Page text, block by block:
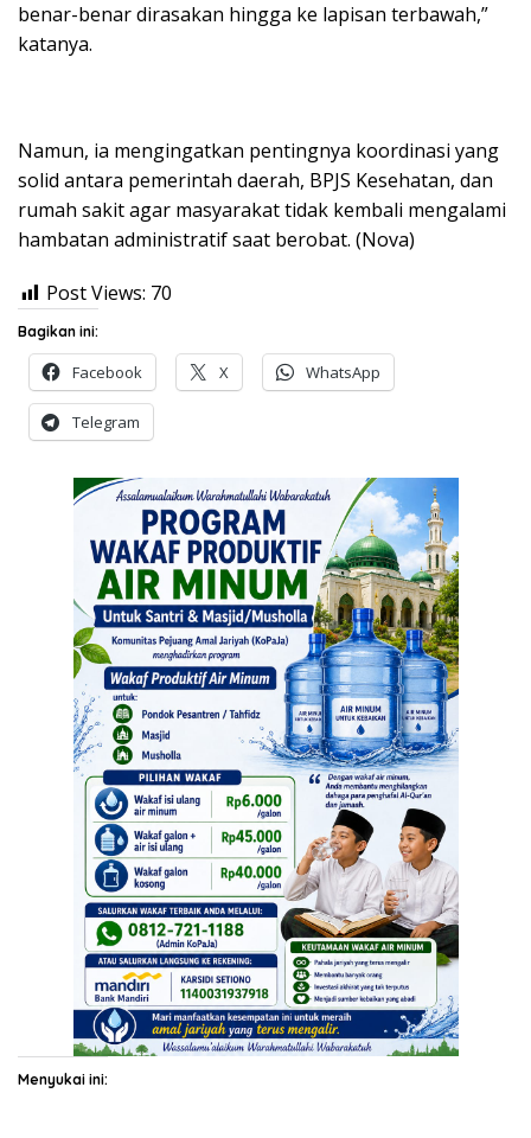
benar-benar dirasakan hingga ke lapisan terbawah,”
katanya.
Namun, ia mengingatkan pentingnya koordinasi yang
solid antara pemerintah daerah, BPJS Kesehatan, dan
rumah sakit agar masyarakat tidak kembali mengalami
hambatan administratif saat berobat. (Nova)
Post Views: 70
Bagikan ini:
Facebook X WhatsApp
Telegram
Menyukai ini: